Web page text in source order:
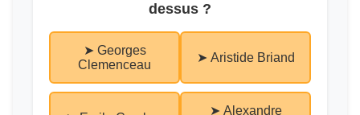
dessus ?
➤ Georges
Clemenceau
➤ Aristide Briand
➤ Alexandre